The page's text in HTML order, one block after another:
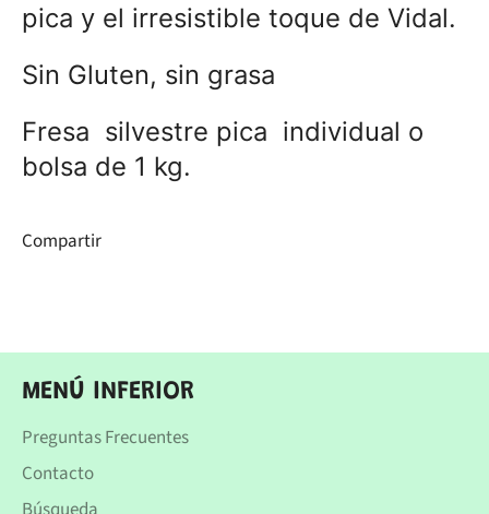
pica y el irresistible toque de Vidal.
Sin Gluten, sin grasa
Fresa silvestre pica individual o
bolsa de 1 kg.
Compartir
MENÚ INFERIOR
Preguntas Frecuentes
Contacto